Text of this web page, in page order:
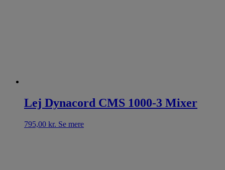
Lej Dynacord CMS 1000-3 Mixer
795,00 kr. Se mere